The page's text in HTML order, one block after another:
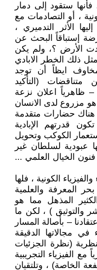
ستقود إلى دمار
، أو التصادمات مع
الأثر التدميري ،
إستباقاً البحث عن
الأرض ؟، ولم يكن
مثل ذلك الخطر الابادي
ايظاً أن توجد
(التأكيد
– ظاهرياً اعلان نزعة
هو مزروع لدى الانسان
هناك حضارات متقدمة
قدرتهم الإبادية
الكوكب وتحويل
عبودية لسلطان غير
الخيال العلمي ...
الكونية ، فلها
المعرفة والعلمية
المذهل مما هو
والتوثيق ) ، لكن ما
– بأصالة المسار
في مجالاتها الدقيقة
(نظرة الجزئيات
الفيزياء التجريبية
الخاصة) ، وتلتقيان